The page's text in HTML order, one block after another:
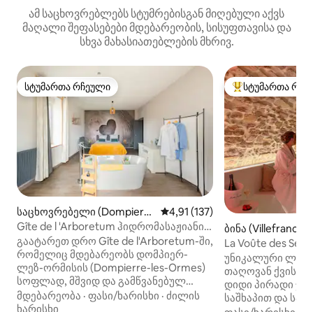
ამ საცხოვრებლებს სტუმრებისგან მიღებული აქვს
მაღალი შეფასებები მდებარეობის, სისუფთავისა და
სხვა მახასიათებლების მხრივ.
სტუმართა რჩეული
სტუმართა რჩეული
საცხოვრებელი (Dompierre
-les-Ormes)
საშუალო შეფასებაა 5‑დან
4,91 (137)
Gîte de l 'Arboretum ჰიდრომასაჟიანი
აუზითა და საუნით
გაატარეთ დრო Gîte de l'Arboretum-ში,
რომელიც მდებარეობს დომპიერ-
ლეზ-ორმისის (Dompierre-les-Ormes)
სოფლად, მშვიდ და გამწვანებულ
გარემოში, დიდებული
დენდრაპარკიდან 🌲 რამდენიმე
მდებარეობა · ფასი/ხარისხი · ძილის
ხარისხი
სტუმართა
სტუმართა
ბინა
La Voûte des
საიდუმლო
უნიკალური
თაღოვან ქვის მარნში.
დიდი პირადი
საშხაპით და